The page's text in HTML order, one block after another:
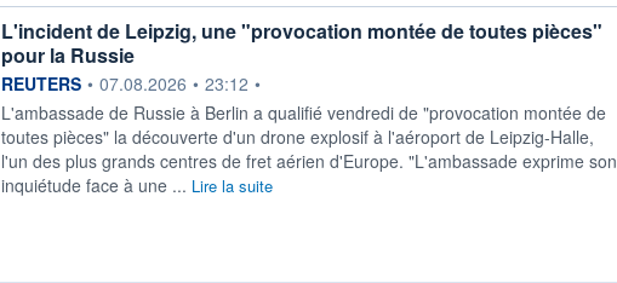
L'incident de Leipzig, une "provocation montée de toutes pièces"
pour la Russie
information fournie par
REUTERS • 07.08.2026 • 23:12 •
L'ambassade de ‌Russie à Berlin a qualifié vendredi de "provocation montée ​de
toutes pièces" la découverte d'un drone explosif à l'aéroport de Leipzig-Halle,
l'un des plus grands centres ​de fret aérien d'Europe. "L'ambassade exprime son
inquiétude face à une ... Lire la suite